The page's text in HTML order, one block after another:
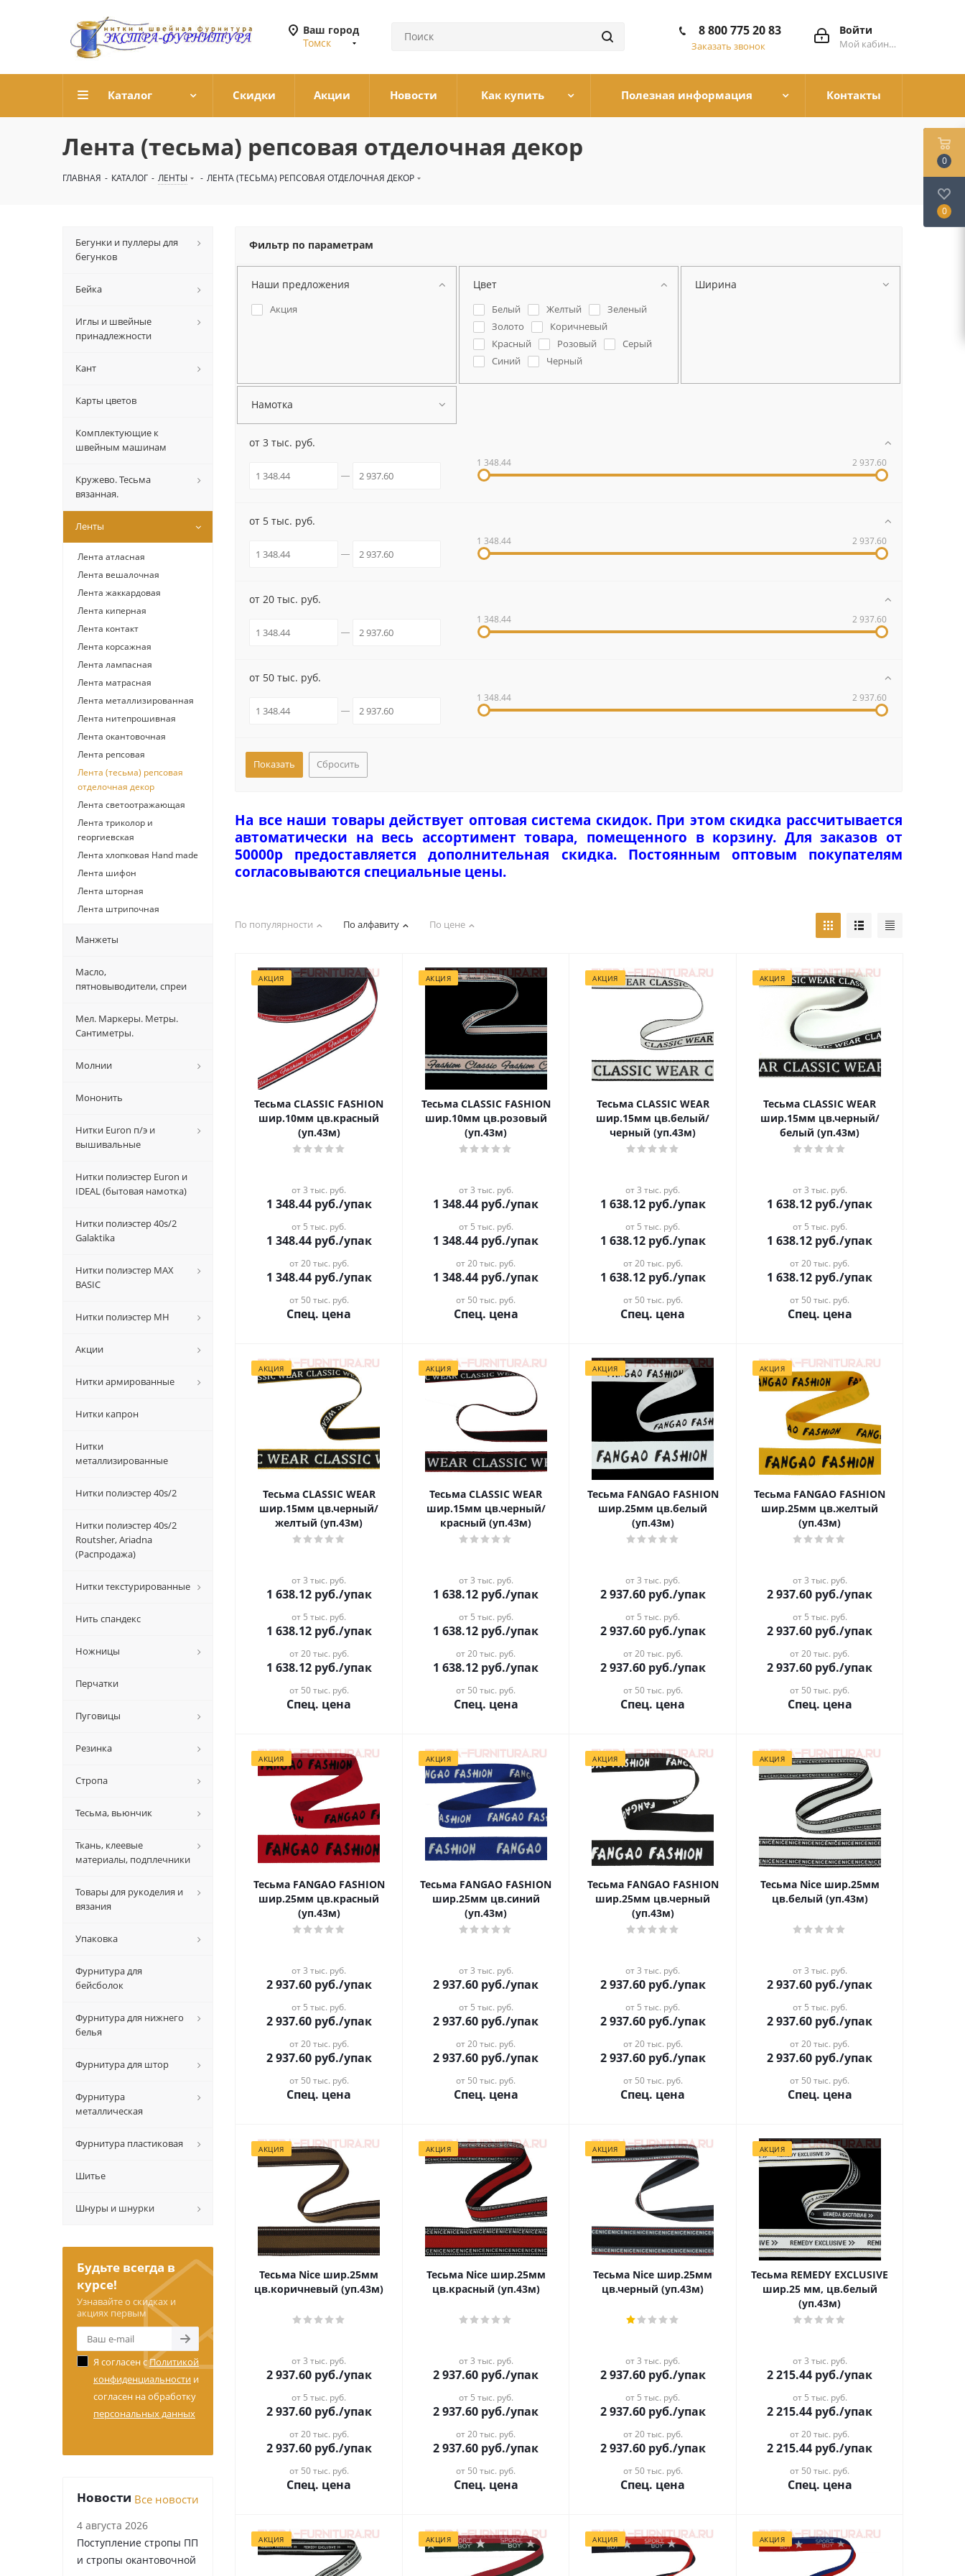
Ваш город
Томск
Войти
Мой кабинет
8 800 775 20 83
Заказать звонок
Каталог Скидки Акции Новости Как купить Полезная информация Контакты
Лента (тесьма) репсовая отделочная декор
ГЛАВНАЯ - КАТАЛОГ - ЛЕНТЫ - ЛЕНТА (ТЕСЬМА) РЕПСОВАЯ ОТДЕЛОЧНАЯ ДЕКОР
Фильтр по параметрам
Наши предложения
Акция
Цвет
Белый Желтый
Зеленый
Золото
Коричневый
Красный
Розовый
Серый
Синий
Черный
Ширина
Намотка
от 3 тыс. руб.
1 348.44 2 937.60
от 5 тыс. руб.
1 348.44 2 937.60
от 20 тыс. руб.
1 348.44 2 937.60
от 50 тыс. руб.
1 348.44 2 937.60
Сбросить
На все наши товары действует оптовая система скидок. При этом скидка рассчитывается
автоматически на весь ассортимент товара, помещенного в корзину. Для заказов от
50000р предоставляется дополнительная скидка. Постоянным оптовым покупателям
согласовываются специальные цены.
По популярности По алфавиту По цене
АКЦИЯ
Тесьма CLASSIC FASHION
шир.10мм цв.красный
(уп.43м)
от 3 тыс. руб.
1 348.44руб./упак
от 5 тыс. руб.
1 348.44руб./упак
от 20 тыс. руб.
1 348.44руб./упак
от 50 тыс. руб.
Спец. цена
АКЦИЯ
Тесьма CLASSIC FASHION
шир.10мм цв.розовый
(уп.43м)
от 3 тыс. руб.
1 348.44 руб./упак
от 5 тыс. руб.
1 348.44 руб./упак
от 20 тыс. руб.
1 348.44 руб./упак
от 50 тыс. руб.
Спец. цена
АКЦИЯ
Тесьма CLASSIC WEAR
шир.15мм цв.белый/
черный (уп.43м)
от 3 тыс. руб.
1 638.12руб./упак
от 5 тыс. руб.
1 638.12руб./упак
от 20 тыс. руб.
1 638.12руб./упак
от 50 тыс. руб.
Спец. цена
АКЦИЯ
Тесьма CLASSIC WEAR
шир.15мм цв.черный/
белый (уп.43м)
от 3 тыс. руб.
1 638.12 руб./упак
от 5 тыс. руб.
1 638.12 руб./упак
от 20 тыс. руб.
1 638.12 руб./упак
от 50 тыс. руб.
Спец. цена
АКЦИЯ
Тесьма CLASSIC WEAR
шир.15мм цв.черный/
желтый (уп.43м)
от 3 тыс. руб.
1 638.12руб./упак
от 5 тыс. руб.
1 638.12руб./упак
от 20 тыс. руб.
1 638.12руб./упак
от 50 тыс. руб.
Спец. цена
АКЦИЯ
Тесьма CLASSIC WEAR
шир.15мм цв.черный/
красный (уп.43м)
от 3 тыс. руб.
1 638.12 руб./упак
от 5 тыс. руб.
1 638.12 руб./упак
от 20 тыс. руб.
1 638.12 руб./упак
от 50 тыс. руб.
Спец. цена
АКЦИЯ
Тесьма FANGAO FASHION
шир.25мм цв.белый
(уп.43м)
от 3 тыс. руб.
2 937.60руб./упак
от 5 тыс. руб.
2 937.60руб./упак
от 20 тыс. руб.
2 937.60руб./упак
от 50 тыс. руб.
Спец. цена
АКЦИЯ
Тесьма FANGAO FASHION
шир.25мм цв.желтый
(уп.43м)
от 3 тыс. руб.
2 937.60 руб./упак
от 5 тыс. руб.
2 937.60 руб./упак
от 20 тыс. руб.
2 937.60 руб./упак
от 50 тыс. руб.
Спец. цена
АКЦИЯ
Тесьма FANGAO FASHION
шир.25мм цв.красный
(уп.43м)
от 3 тыс. руб.
2 937.60руб./упак
от 5 тыс. руб.
2 937.60руб./упак
от 20 тыс. руб.
2 937.60руб./упак
от 50 тыс. руб.
Спец. цена
АКЦИЯ
Тесьма FANGAO FASHION
шир.25мм цв.синий
(уп.43м)
от 3 тыс. руб.
2 937.60 руб./упак
от 5 тыс. руб.
2 937.60 руб./упак
от 20 тыс. руб.
2 937.60 руб./упак
от 50 тыс. руб.
Спец. цена
АКЦИЯ
Тесьма FANGAO FASHION
шир.25мм цв.черный
(уп.43м)
от 3 тыс. руб.
2 937.60руб./упак
от 5 тыс. руб.
2 937.60руб./упак
от 20 тыс. руб.
2 937.60руб./упак
от 50 тыс. руб.
Спец. цена
АКЦИЯ
Тесьма Nice шир.25мм
цв.белый (уп.43м)
от 3 тыс. руб.
2 937.60 руб./упак
от 5 тыс. руб.
2 937.60 руб./упак
от 20 тыс. руб.
2 937.60 руб./упак
от 50 тыс. руб.
Спец. цена
АКЦИЯ
Тесьма Nice шир.25мм
цв.коричневый (уп.43м)
от 3 тыс. руб.
2 937.60руб./упак
от 5 тыс. руб.
2 937.60руб./упак
от 20 тыс. руб.
2 937.60руб./упак
от 50 тыс. руб.
Спец. цена
АКЦИЯ
Тесьма Nice шир.25мм
цв.красный (уп.43м)
от 3 тыс. руб.
2 937.60 руб./упак
от 5 тыс. руб.
2 937.60 руб./упак
от 20 тыс. руб.
2 937.60 руб./упак
от 50 тыс. руб.
Спец. цена
АКЦИЯ
Тесьма Nice шир.25мм
цв.черный (уп.43м)
от 3 тыс. руб.
2 937.60руб./упак
от 5 тыс. руб.
2 937.60руб./упак
от 20 тыс. руб.
2 937.60руб./упак
от 50 тыс. руб.
Спец. цена
АКЦИЯ
Тесьма REMEDY EXCLUSIVE
шир.25 мм, цв.белый
(уп.43м)
от 3 тыс. руб.
2 215.44 руб./упак
от 5 тыс. руб.
2 215.44 руб./упак
от 20 тыс. руб.
2 215.44 руб./упак
от 50 тыс. руб.
Спец. цена
АКЦИЯ АКЦИЯ АКЦИЯ АКЦИЯ
Бегунки и пуллеры для
бегунков
Бейка
Иглы и швейные
принадлежности
Кант
Карты цветов
Комплектующие к
швейным машинам
Кружево. Тесьма
вязанная.
Ленты
Лента атласная
Лента вешалочная
Лента жаккардовая
Лента киперная
Лента контакт
Лента корсажная
Лента лампасная
Лента матрасная
Лента металлизированная
Лента нитепрошивная
Лента окантовочная
Лента репсовая
Лента (тесьма) репсовая
отделочная декор
Лента светоотражающая
Лента триколор и
георгиевская
Лента хлопковая Hand made
Лента шифон
Лента шторная
Лента штрипочная
Манжеты
Масло,
пятновыводители, спреи
Мел. Маркеры. Метры.
Сантиметры.
Молнии
Мононить
Нитки Euron п/э и
вышивальные
Нитки полиэстер Euron и
IDEAL (бытовая намотка)
Нитки полиэстер 40s/2
Galaktika
Нитки полиэстер MAX
BASIC
Нитки полиэстер MH
Акции
Нитки армированные
Нитки капрон
Нитки
металлизированные
Нитки полиэстер 40s/2
Нитки полиэстер 40s/2
Routsher, Ariadna
(Распродажа)
Нитки текстурированные
Нить спандекс
Ножницы
Перчатки
Пуговицы
Резинка
Стропа
Тесьма, вьюнчик
Ткань, клеевые
материалы, подплечники
Товары для рукоделия и
вязания
Упаковка
Фурнитура для
бейсболок
Фурнитура для нижнего
белья
Фурнитура для штор
Фурнитура
металлическая
Фурнитура пластиковая
Шитье
Шнуры и шнурки
Будьте всегда в
курсе!
Узнавайте о скидках и
акциях первым
Я согласен сПолитикой
конфиденциальности и
согласен на обработку
персональных данных
Новости Все новости
4 августа 2026
Поступление стропы ПП
и стропы окантовочной
0
0